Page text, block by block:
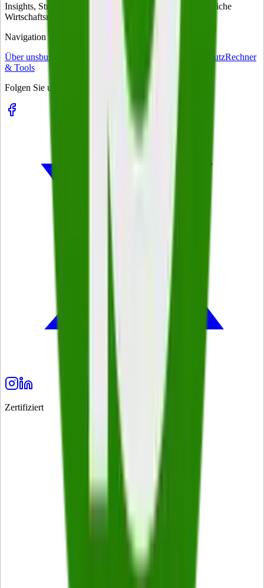
Insights, Strategien und Trends für Entscheider – das tägliche
Wirtschaftsmagazin für Führungskräfte in Deutschland.
Navigation
Über unsbusiness-on Match Kontakt DatenschutzRechner
& Tools
Folgen Sie uns
Zertifiziert